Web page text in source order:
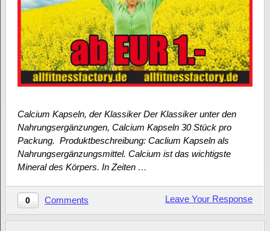
Calcium Kapseln, der Klassiker Der Klassiker unter den
Nahrungsergänzungen, Calcium Kapseln 30 Stück pro
Packung. Produktbeschreibung: Caclium Kapseln als
Nahrungsergänzungsmittel. Calcium ist das wichtigste
Mineral des Körpers. In Zeiten …
0 Comments Leave Your Response